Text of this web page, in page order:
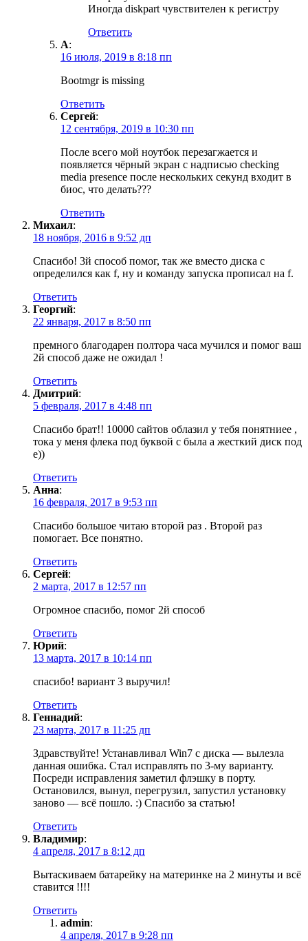
Иногда diskpart чувствителен к регистру
Ответить
A:
16 июля, 2019 в 8:18 пп
Bootmgr is missing
Ответить
Сергей:
12 сентября, 2019 в 10:30 пп
После всего мой ноутбок перезагжается и
появляется чёрный экран с надписью checking
media presence после нескольких секунд входит в
биос, что делать???
Ответить
Михаил:
18 ноября, 2016 в 9:52 дп
Спасибо! 3й способ помог, так же вместо диска с
определился как f, ну и команду запуска прописал на f.
Ответить
Георгий:
22 января, 2017 в 8:50 пп
премного благодарен полтора часа мучился и помог ваш
2й способ даже не ожидал !
Ответить
Дмитрий:
5 февраля, 2017 в 4:48 пп
Спасибо брат!! 10000 сайтов облазил у тебя понятниее ,
тока у меня флека под буквой с была а жесткий диск под
е))
Ответить
Анна:
16 февраля, 2017 в 9:53 пп
Спасибо большое читаю второй раз . Второй раз
помогает. Все понятно.
Ответить
Сергей:
2 марта, 2017 в 12:57 пп
Огромное спасибо, помог 2й способ
Ответить
Юрий:
13 марта, 2017 в 10:14 пп
спасибо! вариант 3 выручил!
Ответить
Геннадий:
23 марта, 2017 в 11:25 дп
Здравствуйте! Устанавливал Win7 c диска — вылезла
данная ошибка. Стал исправлять по 3-му варианту.
Посреди исправления заметил флэшку в порту.
Остановился, вынул, перегрузил, запустил установку
заново — всё пошло. :) Спасибо за статью!
Ответить
Владимир:
4 апреля, 2017 в 8:12 дп
Вытаскиваем батарейку на материнке на 2 минуты и всё
ставится !!!!
Ответить
admin:
4 апреля, 2017 в 9:28 пп